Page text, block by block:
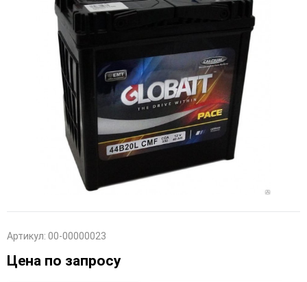
Артикул: 00-00000023
Цена по запросу